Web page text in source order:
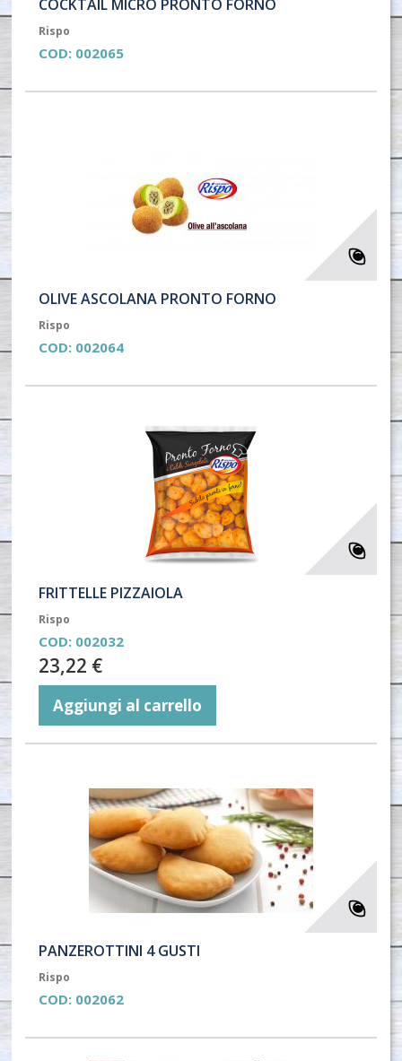
COCKTAIL MICRO PRONTO FORNO
Rispo
COD: 002065
OLIVE ASCOLANA PRONTO FORNO
Rispo
COD: 002064
FRITTELLE PIZZAIOLA
Rispo
COD: 002032
23,22 €
Aggiungi al carrello
PANZEROTTINI 4 GUSTI
Rispo
COD: 002062